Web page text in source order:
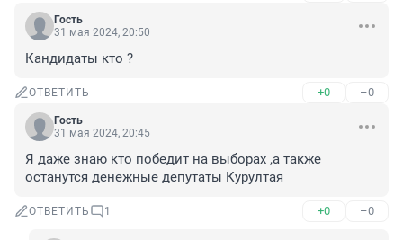
Гость
31 мая 2024, 20:50
Кандидаты кто ?
ОТВЕТИТЬ +0 –0
Гость
31 мая 2024, 20:45
Я даже знаю кто победит на выборах ,а также
останутся денежные депутаты Курултая
ОТВЕТИТЬ 1 +0 –0